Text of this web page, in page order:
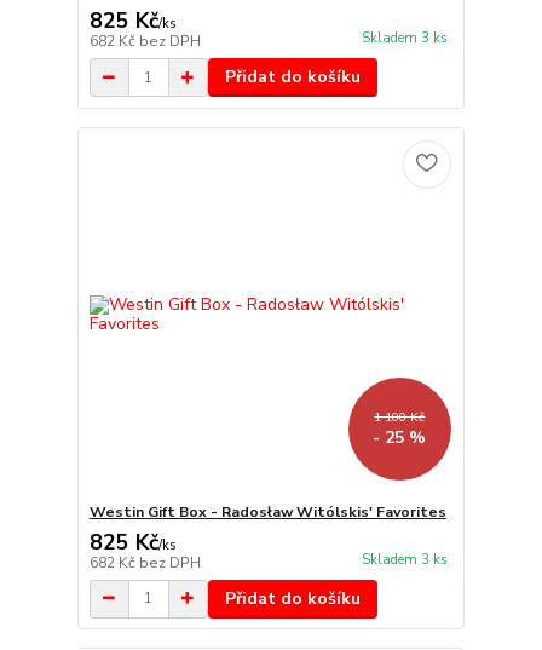
825 Kč/ks
682 Kč bez DPH Skladem 3 ks
Přidat do košíku
1 100 Kč
- 25 %
Westin Gift Box - Radosław Witólskis' Favorites
825 Kč/ks
682 Kč bez DPH Skladem 3 ks
Přidat do košíku